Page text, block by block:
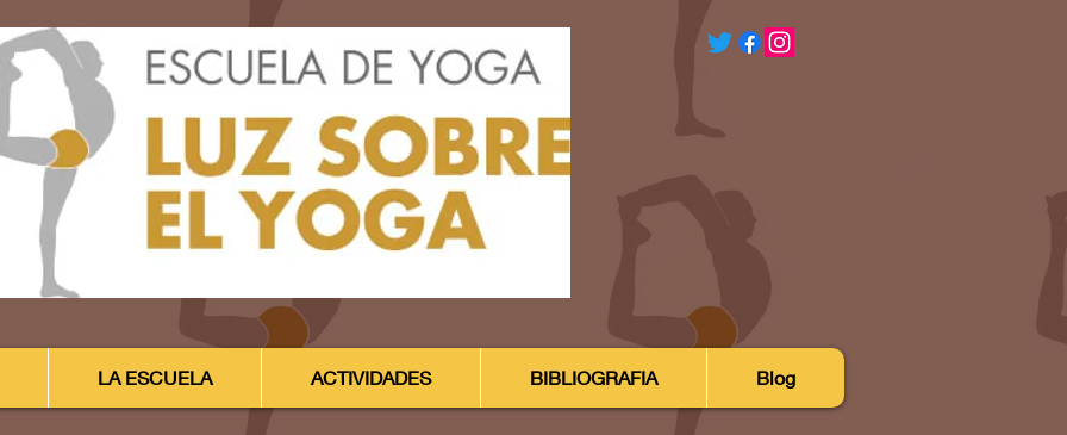
LA ESCUELA ACTIVIDADES BIBLIOGRAFIA Blog